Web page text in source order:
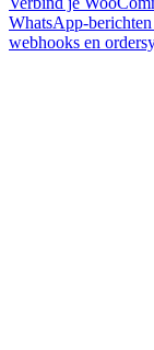
WhatsApp-
webhooks en